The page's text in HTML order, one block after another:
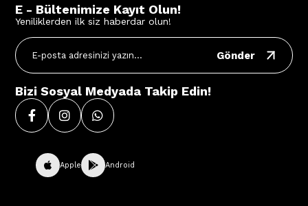
E - Bültenimize Kayıt Olun!
Yeniliklerden ilk siz haberdar olun!
Gönder
Bizi Sosyal Medyada Takip Edin!
Apple Android